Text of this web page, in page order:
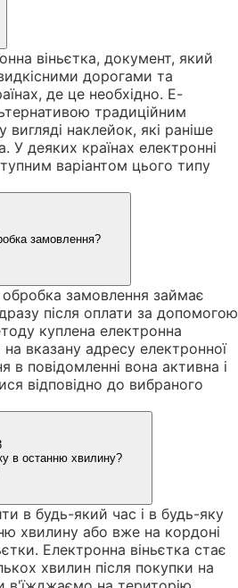
віньєтка, документ, який
дорогами та
де це необхідно. Е-
традиційним
наклейок, які раніше
У деяких країнах електронні
варіантом цього типу
замовлення?
замовлення займає
після оплати за допомогою
куплена електронна
на вказану адресу електронної
в повідомленні вона активна і
відповідно до вибраного
в останню хвилину?
в будь-який час і в будь-яку
хвилину або вже на кордоні
Електронна віньєтка стає
хвилин після покупки на